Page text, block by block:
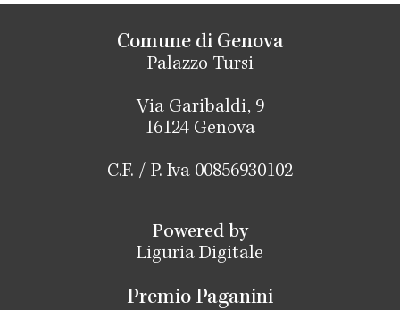
Comune di Genova
Palazzo Tursi
Via Garibaldi, 9
16124 Genova
C.F. / P. Iva 00856930102
Powered by
Liguria Digitale
Premio Paganini